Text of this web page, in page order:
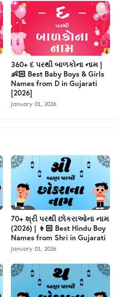
360+ દ પરથી બાળકોના નામ |
👶🏻 Best Baby Boys & Girls
Names from D in Gujarati
[2026]
January 01, 2026
70+ શ્રી પરથી છોકરાઓના નામ
(2026) | 👦🏻 Best Hindu Boy
Names from Shri in Gujarati
January 01, 2026